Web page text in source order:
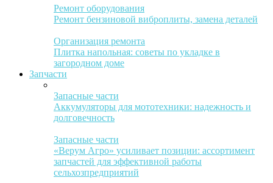
Ремонт оборудования
Ремонт бензиновой виброплиты, замена деталей
Организация ремонта
Плитка напольная: советы по укладке в
загородном доме
Запчасти
Запасные части
Аккумуляторы для мототехники: надежность и
долговечность
Запасные части
«Верум Агро» усиливает позиции: ассортимент
запчастей для эффективной работы
сельхозпредприятий